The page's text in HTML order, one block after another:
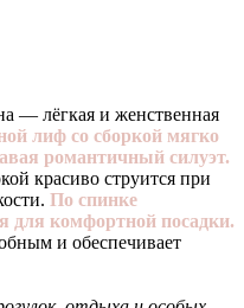
— лёгкая и женственная
лиф со сборкой мягко
романтичный силуэт.
красиво струится при
По спинке
для комфортной посадки.
и обеспечивает